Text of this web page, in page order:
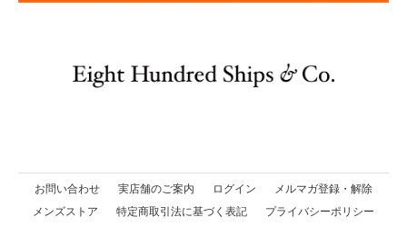
お問い合わせ 実店舗のご案内 ログイン
メルマガ登録・解除
メンズストア
特定商取引法に基づく表記 プライバシーポリシー